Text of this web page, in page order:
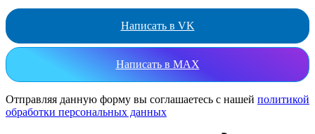
Написать в VK
Написать в MAX
Отправляя данную форму вы соглашаетесь с нашей политикой
обработки персональных данных